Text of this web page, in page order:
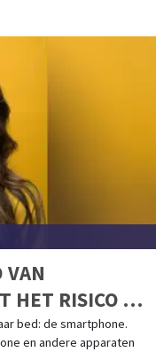
VAN
HET RISICO OP
bed: de smartphone.
en andere apparaten